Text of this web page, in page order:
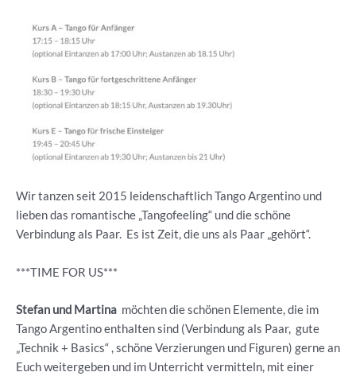
Wir tanzen seit 2015 leidenschaftlich Tango Argentino und
lieben das romantische „Tangofeeling“ und die schöne
Verbindung als Paar. Es ist Zeit, die uns als Paar „gehört“.
***TIME FOR US***
Stefan und Martina möchten die schönen Elemente, die im
Tango Argentino enthalten sind (Verbindung als Paar, gute
„Technik + Basics“ , schöne Verzierungen und Figuren) gerne an
Euch weitergeben und im Unterricht vermitteln, mit einer